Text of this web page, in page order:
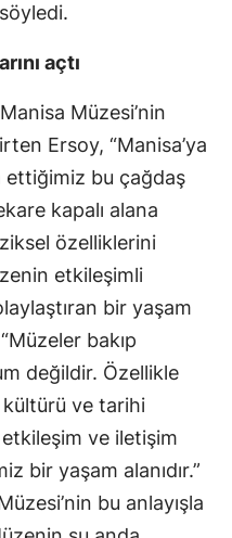
açtı
Müzesi’nin
Ersoy, “Manisa’ya
ettiğimiz bu çağdaş
kapalı alana
özelliklerini
etkileşimli
bir yaşam
bakıp
değildir. Özellikle
kültürü ve tarihi
ve iletişim
bir yaşam alanıdır.”
bu anlayışla